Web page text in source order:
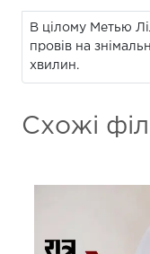
В цілому Метью
провів на
хвилин.
Схожі